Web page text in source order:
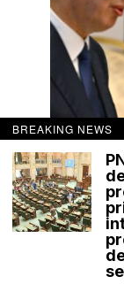
august 8,
despre
BREAKING NEWS